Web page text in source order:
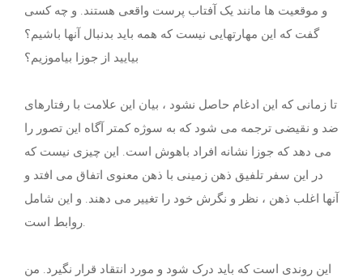
و موقعیت ها مانند یک آفتاب پرست واقعی هستند. و چه کسی
گفت که این مهارتهایی نیست که همه باید بدنبال آنها باشیم؟
بیایید از جوزا بیاموزیم؟
تا زمانی که این ادغام حاصل نشود ، بیان این علامت با رفتارهای
ضد و نقیضی ترجمه می شود که به سوژه کمتر آگاه این تصور را
می دهد که جوزا نشانه افراد باهوش است. این چیزی نیست که
در این سفر تلفیق ذهن زمینی با ذهن معنوی اتفاق می افتد و
آنها اغلب ذهن ، نظر و نگرش خود را تغییر می دهند. و این شامل
این روندی است که باید درک شود و مورد انتقاد قرار نگیرد. من